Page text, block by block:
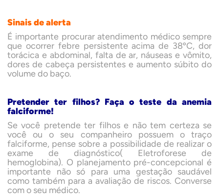
Sinais de alerta
É importante procurar atendimento médico sempre
que ocorrer febre persistente acima de 38ºC, dor
torácica e abdominal, falta de ar, náuseas e vômito,
dores de cabeça persistentes e aumento súbito do
volume do baço.
Pretender ter filhos? Faça o teste da anemia
falciforme!
Se você pretende ter filhos e não tem certeza se
você ou o seu companheiro possuem o traço
falciforme, pense sobre a possibilidade de realizar o
exame de diagnóstico( Eletroforese de
hemoglobina). O planejamento pré-concepcional é
importante não só para uma gestação saudável
como também para a avaliação de riscos. Converse
com o seu médico.